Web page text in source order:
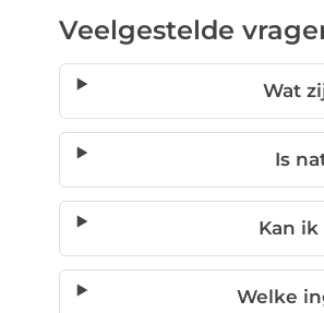
Veelgestelde
Wat
Is
Kan
Welke